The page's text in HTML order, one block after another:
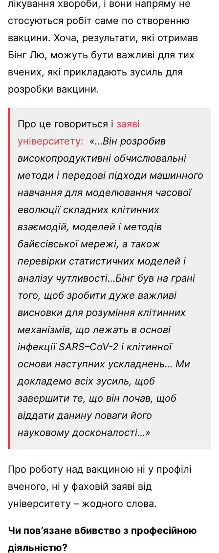
лікування хвороби, і вони напряму не
стосуються робіт саме по створенню
вакцини. Хоча, результати, які отримав
Бінг Лю, можуть бути важливі для тих
вчених, які прикладають зусиль для
розробки вакцини.
Про це говориться і заяві
університету: «…Він розробив
високопродуктивні обчислювальні
методи і передові підходи машинного
навчання для моделювання часової
еволюції складних клітинних
взаємодій, моделей і методів
байєсівської мережі, а також
перевірки статистичних моделей і
аналізу чутливості…Бінг був на грані
того, щоб зробити дуже важливі
висновки для розуміння клітинних
механізмів, що лежать в основі
інфекції SARS–CoV-2 і клітинної
основи наступних ускладнень… Ми
докладемо всіх зусиль, щоб
завершити те, що він почав, щоб
віддати данину поваги його
науковому досконалості…»
Про роботу над вакциною ні у профілі
вченого, ні у фаховій заяві від
університету – жодного слова.
Чи пов’язане вбивство з професійною
діяльністю?